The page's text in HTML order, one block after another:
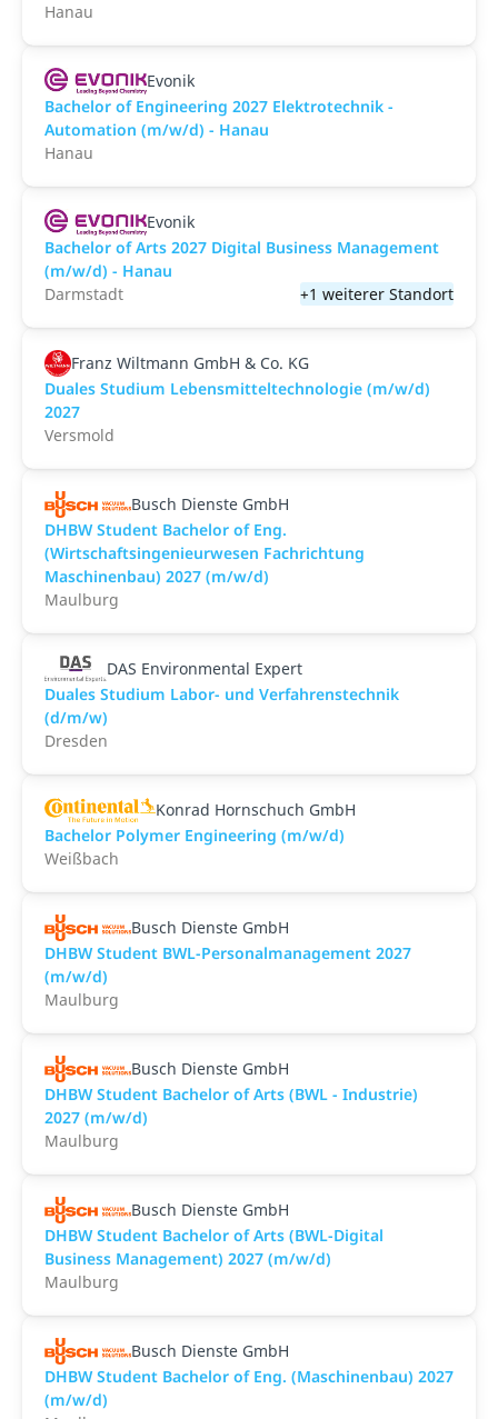
Hanau
Evonik
Bachelor of Engineering 2027 Elektrotechnik -
Automation (m/w/d) - Hanau
Hanau
Evonik
Bachelor of Arts 2027 Digital Business Management
(m/w/d) - Hanau
Darmstadt
+1 weiterer Standort
Franz Wiltmann GmbH & Co. KG
Duales Studium Lebensmitteltechnologie (m/w/d)
2027
Versmold
Busch Dienste GmbH
DHBW Student Bachelor of Eng.
(Wirtschaftsingenieurwesen Fachrichtung
Maschinenbau) 2027 (m/w/d)
Maulburg
DAS Environmental Expert
Duales Studium Labor- und Verfahrenstechnik
(d/m/w)
Dresden
Konrad Hornschuch GmbH
Bachelor Polymer Engineering (m/w/d)
Weißbach
Busch Dienste GmbH
DHBW Student BWL-Personalmanagement 2027
(m/w/d)
Maulburg
Busch Dienste GmbH
DHBW Student Bachelor of Arts (BWL - Industrie)
2027 (m/w/d)
Maulburg
Busch Dienste GmbH
DHBW Student Bachelor of Arts (BWL-Digital
Business Management) 2027 (m/w/d)
Maulburg
Busch Dienste GmbH
DHBW Student Bachelor of Eng. (Maschinenbau) 2027
(m/w/d)